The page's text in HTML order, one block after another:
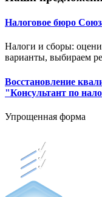
Налоговое бюро
Налоги и сборы:
варианты, выбираем
Восстановление
"Консультант по
Упрощенная форма